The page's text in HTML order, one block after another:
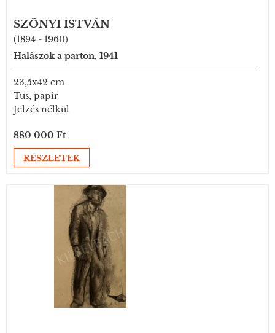
SZŐNYI ISTVÁN
(1894 - 1960)
Halászok a parton, 1941
23,5x42 cm
Tus, papír
Jelzés nélkül
880 000 Ft
RÉSZLETEK